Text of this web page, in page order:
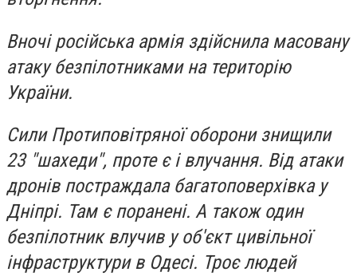
Вночі російська армія здійснила масовану
атаку безпілотниками на територію
України.
Сили Протиповітряної оборони знищили
23 "шахеди", проте є і влучання. Від атаки
дронів постраждала багатоповерхівка у
Дніпрі. Там є поранені. А також один
безпілотник влучив у об'єкт цивільної
інфраструктури в Одесі. Троє людей